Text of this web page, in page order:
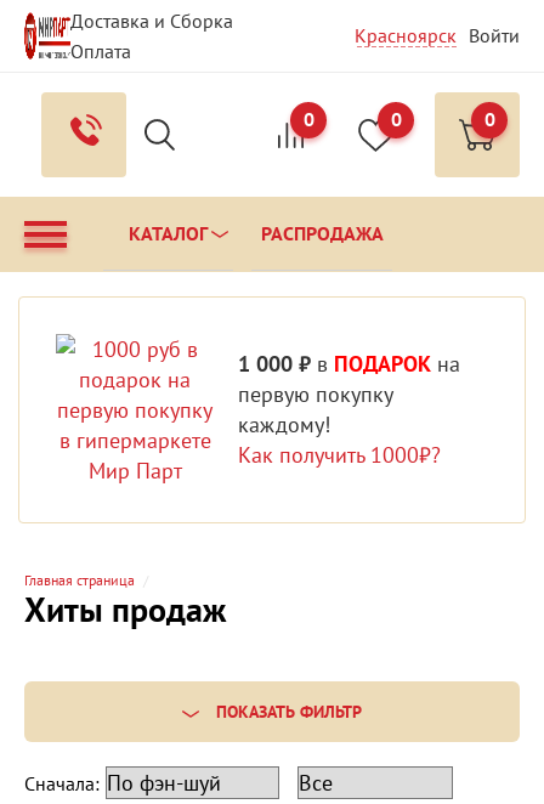
Доставка и Сборка
Оплата
Вопрос - Ответ
Контакты
Красноярск Войти
0 0 0
КАТАЛОГ РАСПРОДАЖА
1 000 ₽ в ПОДАРОК на
первую покупку
каждому!
Как получить 1000₽?
Главная страница
Хиты продаж
ПОКАЗАТЬ ФИЛЬТР
Сначала: